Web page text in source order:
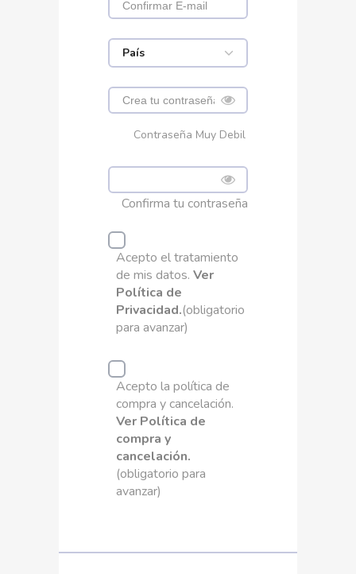
País
Contraseña Muy Debil
Confirma tu contraseña
Acepto el tratamiento
de mis datos. Ver
Política de
Privacidad.(obligatorio
para avanzar)
Acepto la política de
compra y cancelación.
Ver Política de
compra y
cancelación.
(obligatorio para
avanzar)